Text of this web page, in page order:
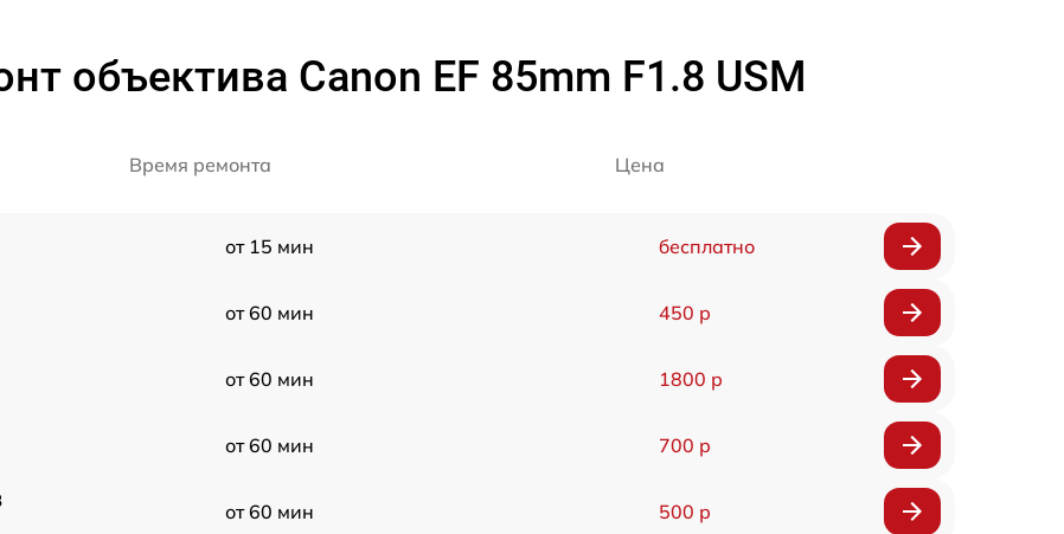
объектива Canon EF 85mm F1.8 USM
Время ремонта Цена
от 15 мин бесплатно
от 60 мин 450 р
от 60 мин 1800 р
от 60 мин 700 р
от 60 мин 500 р